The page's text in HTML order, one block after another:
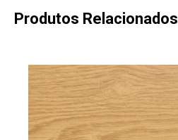
Produtos Relacionados